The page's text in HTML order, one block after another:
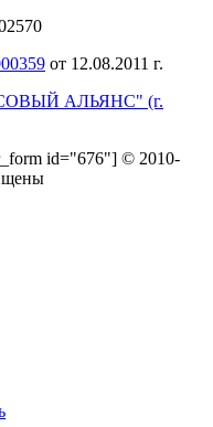
от 12.08.2011 г.
АЛЬЯНС" (г.
id="676"] © 2010-